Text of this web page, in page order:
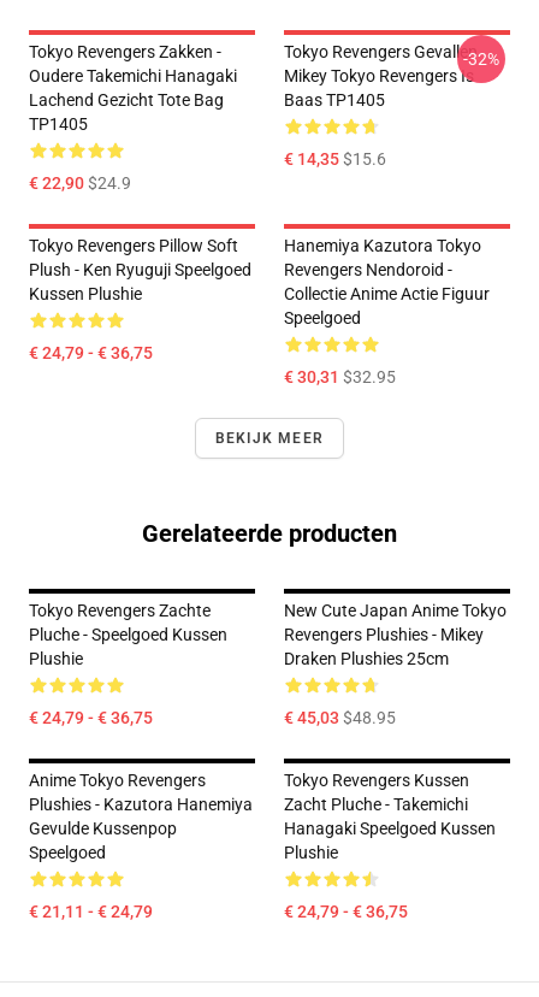
Tokyo Revengers Zakken -
Oudere Takemichi Hanagaki
Lachend Gezicht Tote Bag
TP1405
€ 22,90$24.9
Tokyo Revengers Gevallen
Mikey Tokyo Revengers Is
Baas TP1405
€ 14,35$15.6
-32%
Tokyo Revengers Pillow Soft
Plush - Ken Ryuguji Speelgoed
Kussen Plushie
€ 24,79 - € 36,75
Hanemiya Kazutora Tokyo
Revengers Nendoroid -
Collectie Anime Actie Figuur
Speelgoed
€ 30,31 $32.95
BEKIJK MEER
Gerelateerde producten
Tokyo Revengers Zachte
Pluche - Speelgoed Kussen
Plushie
€ 24,79 - € 36,75
New Cute Japan Anime Tokyo
Revengers Plushies - Mikey
Draken Plushies 25cm
€ 45,03 $48.95
Anime Tokyo Revengers
Plushies - Kazutora Hanemiya
Gevulde Kussenpop
Speelgoed
€ 21,11 - € 24,79
Tokyo Revengers Kussen
Zacht Pluche - Takemichi
Hanagaki Speelgoed Kussen
Plushie
€ 24,79 - € 36,75